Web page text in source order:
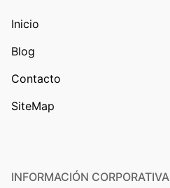
Inicio
Blog
Contacto
SiteMap
INFORMACIÓN CORPORATIVA